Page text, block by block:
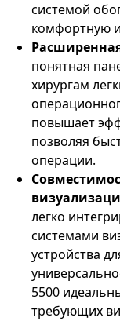
системой
комфортную
понятная
хирургам
повышает
позволяя
операции.
легко
системами
устройства
5500
требующих